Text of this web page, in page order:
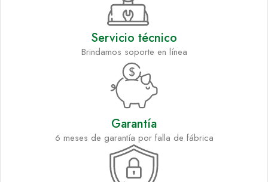
Servicio técnico
Brindamos soporte en línea
Garantía
6 meses de garantía por falla de fábrica